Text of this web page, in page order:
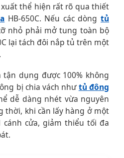
thể hiện rất rõ qua thiết
HB-650C. Nếu các dòngtủ
nhỏ phải mở tung toàn bộ
lại tách đôi nắp tủ trên một
dụng được 100% không
bị chia vách nhưtủ đông
dễ dàng nhét vừa nguyên
thời, khi cần lấy hàng ở một
cánh cửa, giảm thiểu tối đa